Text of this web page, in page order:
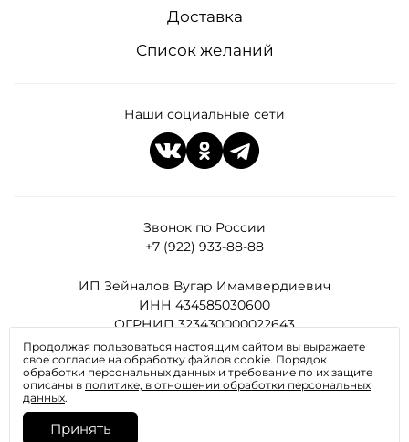
Звонок по России
+7 (922) 933-88-88
ИП Зейналов Вугар Имамвердиевич
ИНН 434585030600
ОГРНИП 323430000022643
Все права защищены
Доставка
Список желаний
Наши социальные сети
Продолжая пользоваться настоящим сайтом вы выражаете
свое согласие на обработку файлов cookie. Порядок
обработки персональных данных и требование по их защите
описаны в политике, в отношении обработки персональных
данных.
Принять